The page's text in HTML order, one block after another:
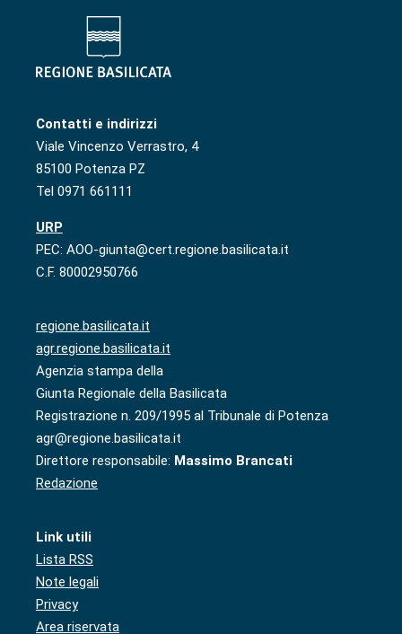
Contatti e indirizzi
Viale Vincenzo Verrastro, 4
85100 Potenza PZ
Tel 0971 661111
URP
PEC: AOO-giunta@cert.regione.basilicata.it
C.F. 80002950766
regione.basilicata.it
agr.regione.basilicata.it
Agenzia stampa della
Giunta Regionale della Basilicata
Registrazione n. 209/1995 al Tribunale di Potenza
agr@regione.basilicata.it
Direttore responsabile: Massimo Brancati
Redazione
Link utili
Lista RSS
Note legali
Privacy
Area riservata